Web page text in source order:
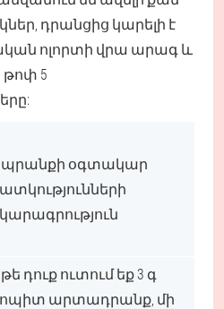
դրանցից կարելի է
ոլորտի վրա արագ և
թոփ 5
օգտակար
դուք ուտում եք 3 գ
արտադրանք, մի